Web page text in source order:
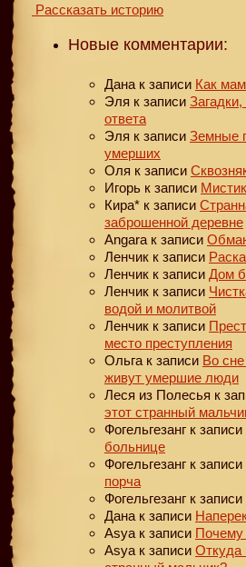
Рассказать историю
Новые комментарии:
Дана к записи Как
Эля к записи
ответа
Эля к записи Земные
умерших
Оля к записи
Игорь к записи
Кира* к записи
заброшенной деревне
Angara к записи
Ленчик к записи
Ленчик к записи Дом
Ленчик к записи
водой и молитвой
Ленчик к записи
место преступления
Ольга к записи Во
живут умершие люди
Леся из Полесья к
этот странный
Фогельгезанг к записи
больнице
Фогельгезанг к записи
порча
Фогельгезанг к записи
Дана к записи
Asya к записи Почему
Asya к записи Откуда